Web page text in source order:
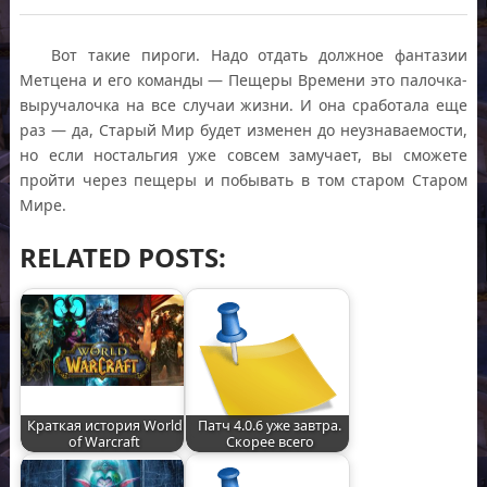
Вот такие пироги. Надо отдать должное фантазии
Метцена и его команды — Пещеры Времени это палочка-
выручалочка на все случаи жизни. И она сработала еще
раз — да, Старый Мир будет изменен до неузнаваемости,
но если ностальгия уже совсем замучает, вы сможете
пройти через пещеры и побывать в том старом Старом
Мире.
RELATED POSTS:
Краткая история World
of Warcraft
Патч 4.0.6 уже завтра.
Скорее всего